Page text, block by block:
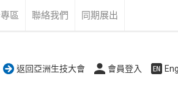
區 聯絡我們 同期展出
返回亞洲生技大會 會員登入